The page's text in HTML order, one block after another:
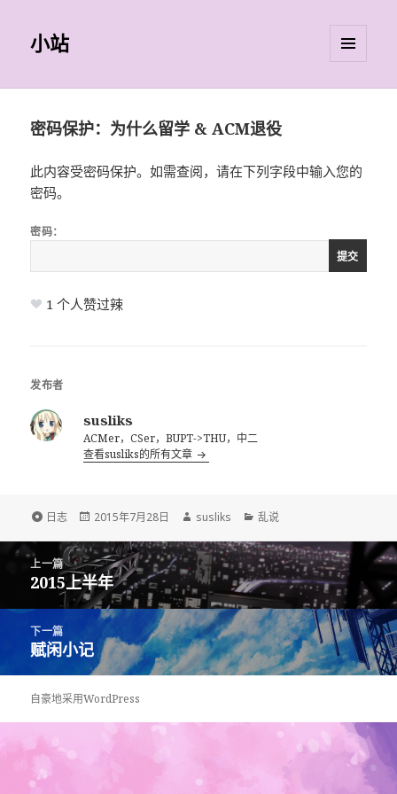
小站
挂件
密码保护：为什么留学 & ACM退役
此内容受密码保护。如需查阅，请在下列字段中输入您的
密码。
密码：
1 个人赞过辣
发布者
susliks
ACMer，CSer，BUPT->THU，中二
查看susliks的所有文章
格
日志
发
于
2015年7月28日
作
susliks
分
乱说
航
上一篇
上
文
章：
2015上半年
下一篇
下
文
赋闲小记
自豪地采用WordPress